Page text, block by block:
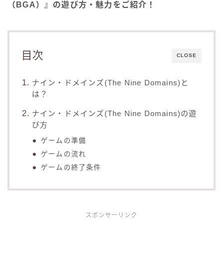
（BGA）』の遊び方・魅力をご紹介！
CLOSE
目次
ナイン・ドメインズ(The Nine Domains)と
は？
ナイン・ドメインズ(The Nine Domains)の遊
び方
ゲームの準備
ゲームの流れ
ゲームの終了条件
スポンサーリンク